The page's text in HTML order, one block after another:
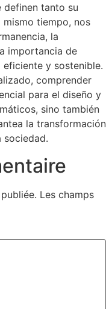
tanto su
tiempo, nos
la
importancia de
y sostenible.
comprender
para el diseño y
sino también
la transformación
Les champs